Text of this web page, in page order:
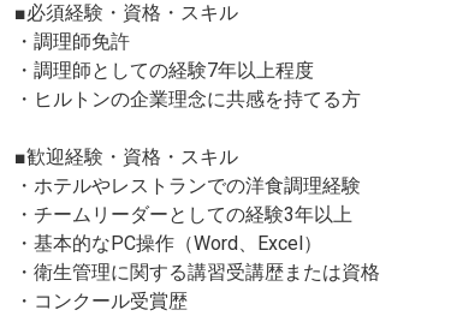
■必須経験・資格・スキル
・調理師免許
・調理師としての経験7年以上程度
・ヒルトンの企業理念に共感を持てる方
■歓迎経験・資格・スキル
・ホテルやレストランでの洋食調理経験
・チームリーダーとしての経験3年以上
・基本的なPC操作（Word、Excel）
・衛生管理に関する講習受講歴または資格
・コンクール受賞歴